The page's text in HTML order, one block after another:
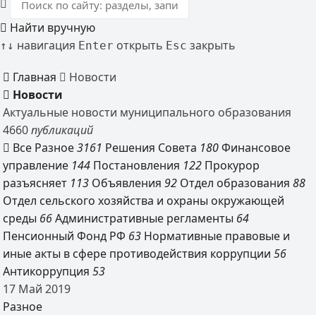
Найти вручную
↑ ↓ навигация Enter открыть Esc закрыть
Главная
Новости
Новости
Актуальные новости муниципального образования
4660 публикаций
Все Разное 3161 Решения Совета 180 Финансовое
управление 144 Постановления 122 Прокурор
разъясняет 113 Объявления 92 Отдел образования 88
Отдел сельского хозяйства и охраны окружающей
среды 66 Административные регламенты 64
Пенсионный Фонд РФ 63 Нормативные правовые и
иные акты в сфере противодействия коррупции 56
Антикоррупция 53
17 Май 2019
Разное